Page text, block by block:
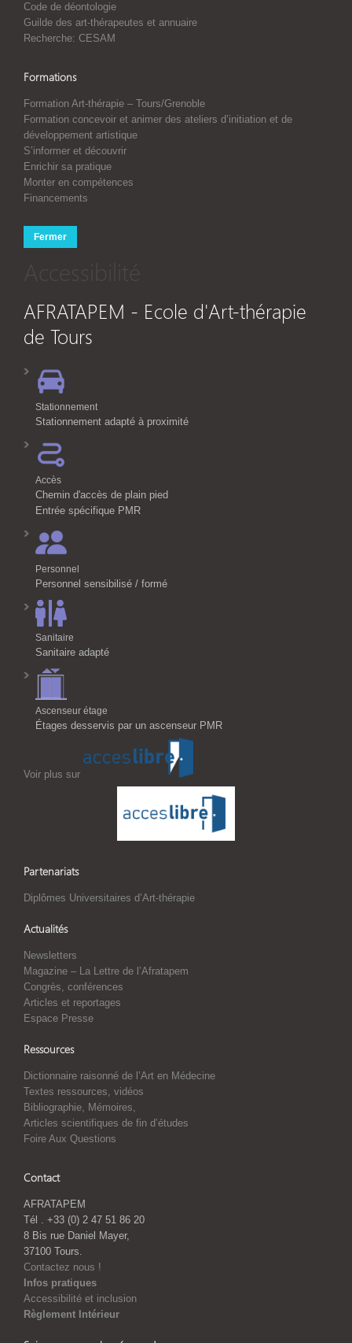
Code de déontologie
Guilde des art-thérapeutes et annuaire
Recherche: CESAM
Formations
Formation Art-thérapie – Tours/Grenoble
Formation concevoir et animer des ateliers d’initiation et de
développement artistique
S’informer et découvrir
Enrichir sa pratique
Monter en compétences
Financements
Fermer
Accessibilité
AFRATAPEM - Ecole d'Art-thérapie
de Tours
Stationnement
Stationnement adapté à proximité
Accès
Chemin d'accès de plain pied
Entrée spécifique PMR
Personnel
Personnel sensibilisé / formé
Sanitaire
Sanitaire adapté
Ascenseur étage
Étages desservis par un ascenseur PMR
Voir plus sur
Partenariats
Diplômes Universitaires d’Art-thérapie
Actualités
Newsletters
Magazine – La Lettre de l’Afratapem
Congrès, conférences
Articles et reportages
Espace Presse
Ressources
Dictionnaire raisonné de l’Art en Médecine
Textes ressources, vidéos
Bibliographie, Mémoires,
Articles scientifiques de fin d’études
Foire Aux Questions
Contact
AFRATAPEM
Tél . +33 (0) 2 47 51 86 20
8 Bis rue Daniel Mayer,
37100 Tours.
Contactez nous !
Infos pratiques
Accessibilité et inclusion
Règlement Intérieur